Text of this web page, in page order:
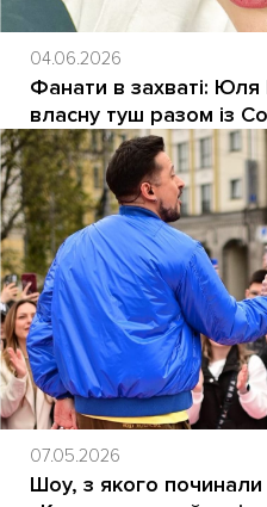
04.06.2026
Фанати в захваті: Юля
власну туш разом із
07.05.2026
Шоу, з якого починали